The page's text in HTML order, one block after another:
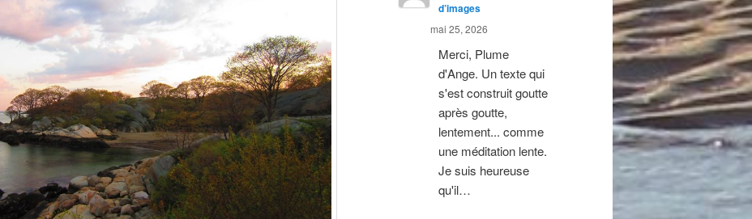
d’images
mai 25, 2026
Merci, Plume
d'Ange. Un texte qui
s'est construit goutte
après goutte,
lentement... comme
une méditation lente.
Je suis heureuse
qu'il…